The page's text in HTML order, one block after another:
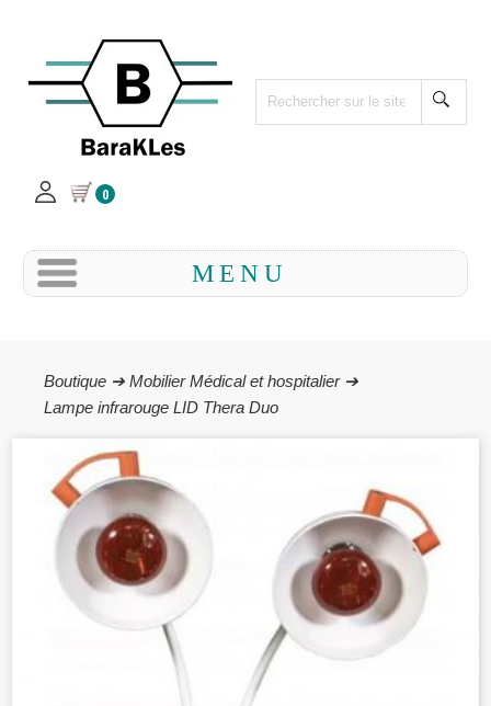
0
MENU
Boutique ➔ Mobilier Médical et hospitalier ➔
Lampe infrarouge LID Thera Duo